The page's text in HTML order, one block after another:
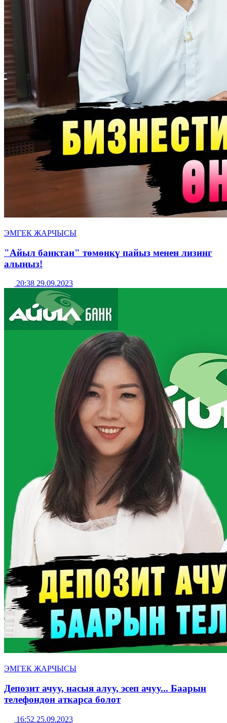
ЭМГЕК ЖАРЧЫСЫ
"Айыл банктан" төмөнкү пайыз менен лизинг
алыңыз!
20:38 29.09.2023
ЭМГЕК ЖАРЧЫСЫ
Депозит ачуу, насыя алуу, эсеп ачуу... Баарын
телефондон аткарса болот
16:52 25.09.2023